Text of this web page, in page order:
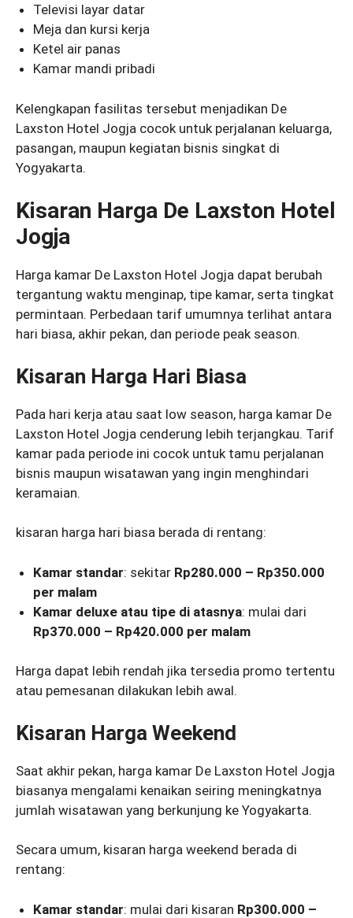
Televisi layar datar
Meja dan kursi kerja
Ketel air panas
Kamar mandi pribadi
Kelengkapan fasilitas tersebut menjadikan De
Laxston Hotel Jogja cocok untuk perjalanan keluarga,
pasangan, maupun kegiatan bisnis singkat di
Yogyakarta.
Kisaran Harga De Laxston Hotel
Jogja
Harga kamar De Laxston Hotel Jogja dapat berubah
tergantung waktu menginap, tipe kamar, serta tingkat
permintaan. Perbedaan tarif umumnya terlihat antara
hari biasa, akhir pekan, dan periode peak season.
Kisaran Harga Hari Biasa
Pada hari kerja atau saat low season, harga kamar De
Laxston Hotel Jogja cenderung lebih terjangkau. Tarif
kamar pada periode ini cocok untuk tamu perjalanan
bisnis maupun wisatawan yang ingin menghindari
keramaian.
kisaran harga hari biasa berada di rentang:
Kamar standar: sekitar Rp280.000 – Rp350.000
per malam
Kamar deluxe atau tipe di atasnya: mulai dari
Rp370.000 – Rp420.000 per malam
Harga dapat lebih rendah jika tersedia promo tertentu
atau pemesanan dilakukan lebih awal.
Kisaran Harga Weekend
Saat akhir pekan, harga kamar De Laxston Hotel Jogja
biasanya mengalami kenaikan seiring meningkatnya
jumlah wisatawan yang berkunjung ke Yogyakarta.
Secara umum, kisaran harga weekend berada di
rentang:
Kamar standar: mulai dari kisaran Rp300.000 –